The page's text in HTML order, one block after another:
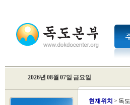
2026년 08월 07일 금요일
현재위치 > 독